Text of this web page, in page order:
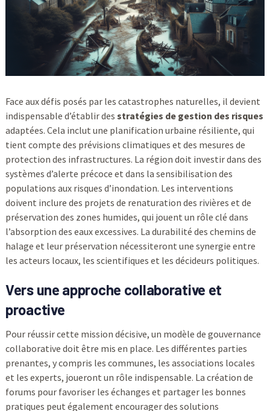
Face aux défis posés par les catastrophes naturelles, il devient
indispensable d’établir des stratégies de gestion des risques
adaptées. Cela inclut une planification urbaine résiliente, qui
tient compte des prévisions climatiques et des mesures de
protection des infrastructures. La région doit investir dans des
systèmes d’alerte précoce et dans la sensibilisation des
populations aux risques d’inondation. Les interventions
doivent inclure des projets de renaturation des rivières et de
préservation des zones humides, qui jouent un rôle clé dans
l’absorption des eaux excessives. La durabilité des chemins de
halage et leur préservation nécessiteront une synergie entre
les acteurs locaux, les scientifiques et les décideurs politiques.
Vers une approche collaborative et
proactive
Pour réussir cette mission décisive, un modèle de gouvernance
collaborative doit être mis en place. Les différentes parties
prenantes, y compris les communes, les associations locales
et les experts, joueront un rôle indispensable. La création de
forums pour favoriser les échanges et partager les bonnes
pratiques peut également encourager des solutions